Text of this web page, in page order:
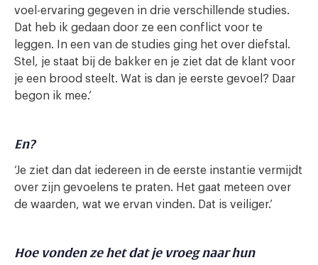
voel-ervaring gegeven in drie verschillende studies.
Dat heb ik gedaan door ze een conflict voor te
leggen. In een van de studies ging het over diefstal.
Stel, je staat bij de bakker en je ziet dat de klant voor
je een brood steelt. Wat is dan je eerste gevoel? Daar
begon ik mee.’
En?
‘Je ziet dan dat iedereen in de eerste instantie vermijdt
over zijn gevoelens te praten. Het gaat meteen over
de waarden, wat we ervan vinden. Dat is veiliger.’
Hoe vonden ze het dat je vroeg naar hun